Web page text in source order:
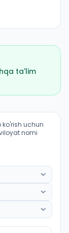
ta'lim
lar bo'yicha
uchun
nomi